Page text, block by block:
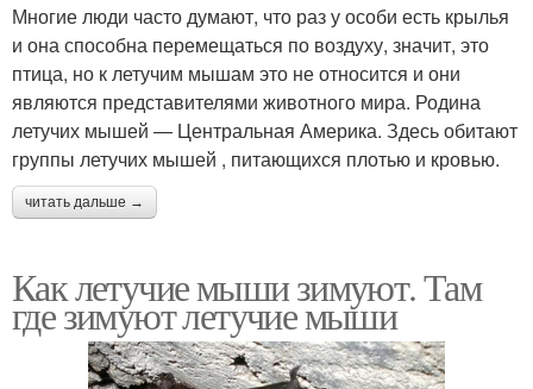
Многие люди часто думают, что раз у особи есть крылья
и она способна перемещаться по воздуху, значит, это
птица, но к летучим мышам это не относится и они
являются представителями животного мира. Родина
летучих мышей — Центральная Америка. Здесь обитают
группы летучих мышей , питающихся плотью и кровью.
читать дальше →
Как летучие мыши зимуют. Там
где зимуют летучие мыши